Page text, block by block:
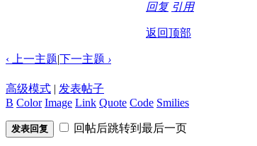
回复 引用
返回顶部
‹ 上一主题|下一主题 ›
高级模式 | 发表帖子
B Color Image Link Quote Code Smilies
发表回复 回帖后跳转到最后一页